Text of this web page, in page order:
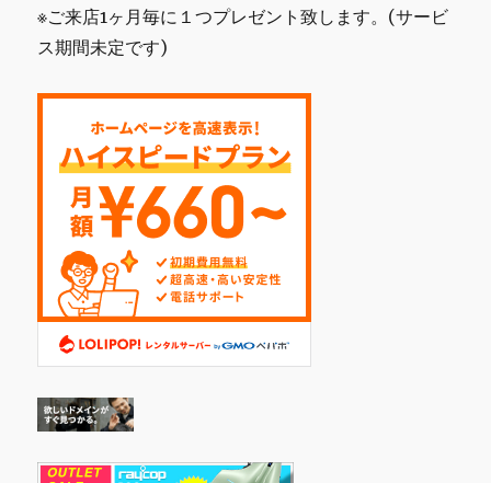
※ご来店1ヶ月毎に１つプレゼント致します。(サービ
ス期間未定です)